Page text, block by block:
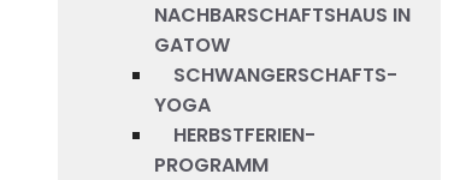
NACHBARSCHAFTSHAUS IN
GATOW
SCHWANGERSCHAFTS-
YOGA
HERBSTFERIEN-
PROGRAMM